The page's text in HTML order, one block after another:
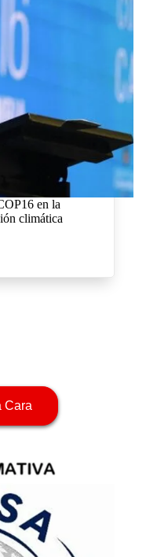
en la
climática
Cara